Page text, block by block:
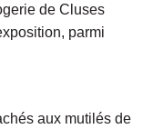
de Cluses
parmi
aux mutilés de